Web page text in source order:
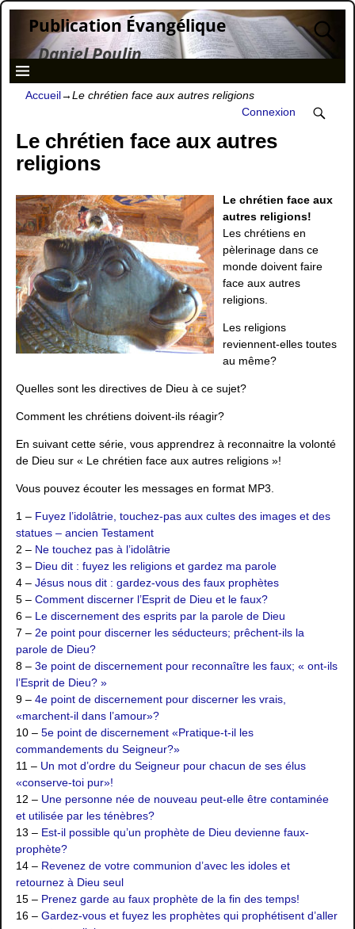
Publication Évangélique
Daniel Poulin
Accueil→Le chrétien face aux autres religions
Connexion
Le chrétien face aux autres
religions
Le chrétien face aux
autres religions!
Les chrétiens en
pèlerinage dans ce
monde doivent faire
face aux autres
religions.
Les religions
reviennent-elles toutes
au même?
Quelles sont les directives de Dieu à ce sujet?
Comment les chrétiens doivent-ils réagir?
En suivant cette série, vous apprendrez à reconnaitre la volonté
de Dieu sur « Le chrétien face aux autres religions »!
Vous pouvez écouter les messages en format MP3.
1 – Fuyez l’idolâtrie, touchez-pas aux cultes des images et des
statues – ancien Testament
2 – Ne touchez pas à l’idolâtrie
3 – Dieu dit : fuyez les religions et gardez ma parole
4 –Jésus nous dit : gardez-vous des faux prophètes
5 –Comment discerner l’Esprit de Dieu et le faux?
6 – Le discernement des esprits par la parole de Dieu
7 – 2e point pour discerner les séducteurs; prêchent-ils la
parole de Dieu?
8 –3e point de discernement pour reconnaître les faux; « ont-ils
l’Esprit de Dieu? »
9 –4e point de discernement pour discerner les vrais,
«marchent-il dans l’amour»?
10 –5e point de discernement «Pratique-t-il les
commandements du Seigneur?»
11 – Un mot d’ordre du Seigneur pour chacun de ses élus
«conserve-toi pur»!
12 – Une personne née de nouveau peut-elle être contaminée
et utilisée par les ténèbres?
13 – Est-il possible qu’un prophète de Dieu devienne faux-
prophète?
14 – Revenez de votre communion d’avec les idoles et
retournez à Dieu seul
15 – Prenez garde au faux prophète de la fin des temps!
16 –Gardez-vous et fuyez les prophètes qui prophétisent d’aller